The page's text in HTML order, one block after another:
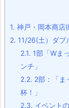
1. 神戸・岡本商店
2. 11/26(土）ダブ
2.1. 1部「Wま
ンチ」
2.2. 2部：「ま
杯！」
2.3. イベント